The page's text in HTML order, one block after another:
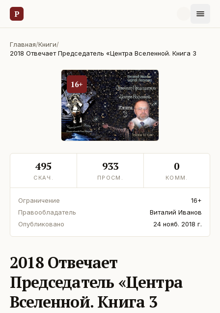
Р
Главная/Книги/
2018 Отвечает Председатель «Центра Вселенной. Книга 3
16+
495
СКАЧ.
933
ПРОСМ.
0
КОММ.
Ограничение
16+
Правообладатель
Виталий Иванов
Опубликовано
24 нояб. 2018 г.
2018 Отвечает
Председатель «Центра
Вселенной. Книга 3